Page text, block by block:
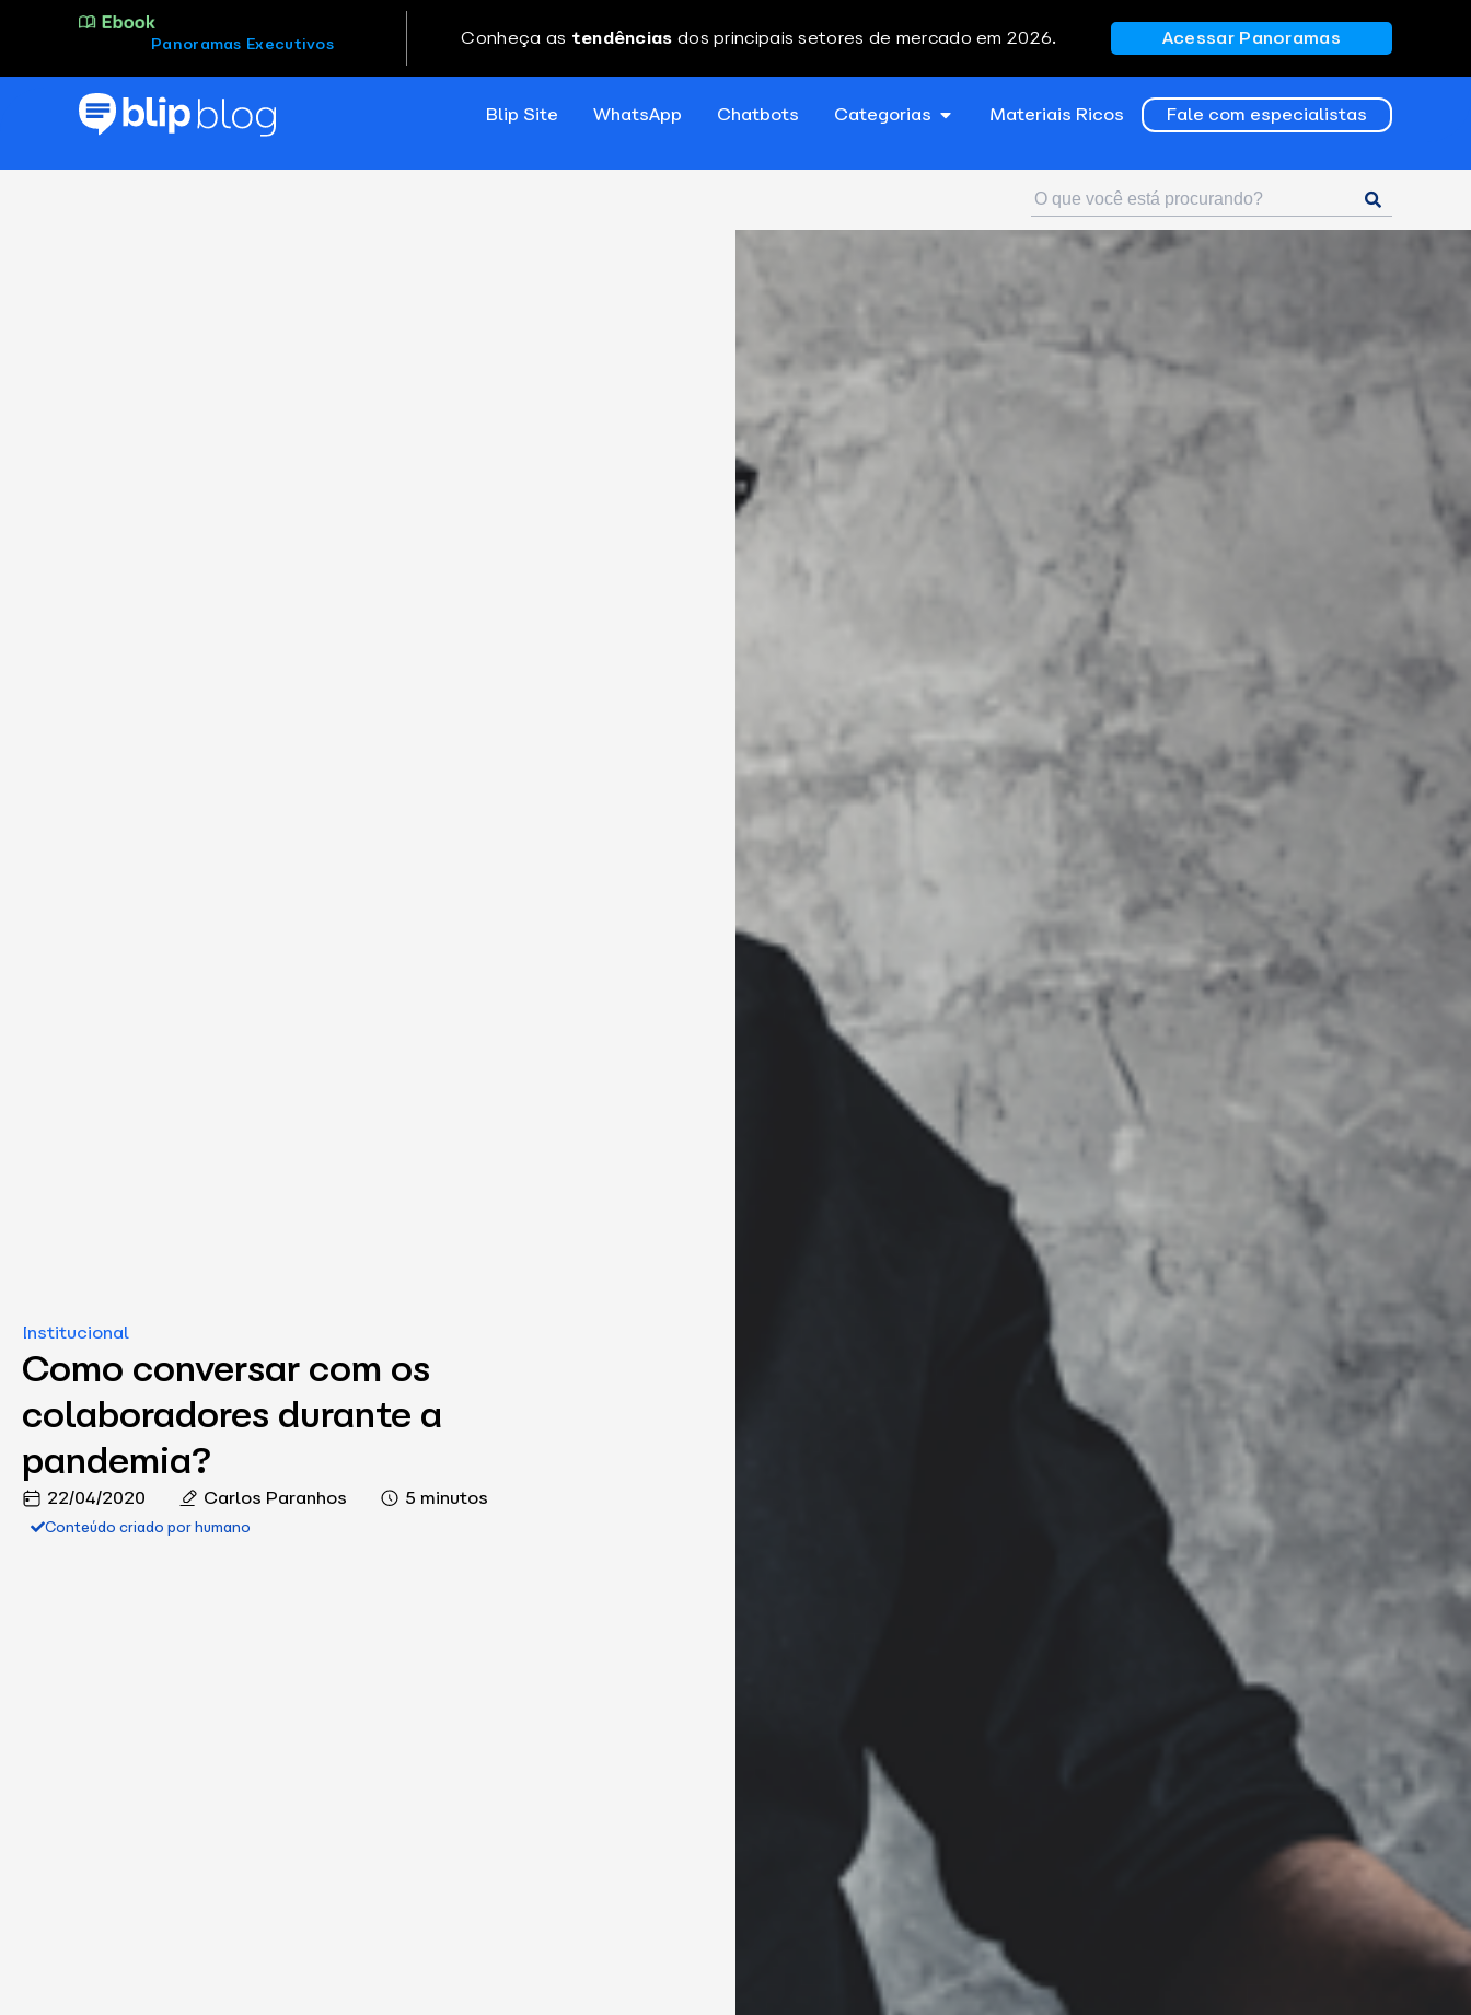
Panoramas Executivos Conheça as tendências dos principais setores de mercado em 2026. Acessar Panoramas
Blip Site WhatsApp Chatbots Categorias Materiais Ricos Fale com especialistas
Institucional
Como conversar com os
colaboradores durante a
pandemia?
22/04/2020 Carlos Paranhos 5 minutos
Conteúdo criado por humano